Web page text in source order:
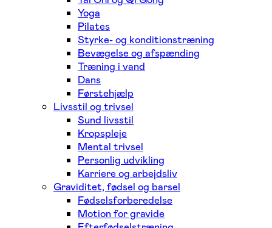
Yoga
Pilates
Styrke- og konditionstræning
Bevægelse og afspænding
Træning i vand
Dans
Førstehjælp
Livsstil og trivsel
Sund livsstil
Kropspleje
Mental trivsel
Personlig udvikling
Karriere og arbejdsliv
Graviditet, fødsel og barsel
Fødselsforberedelse
Motion for gravide